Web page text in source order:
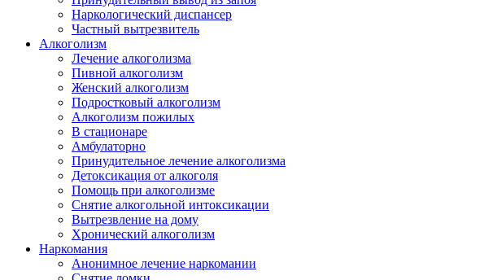
Наркологический диспансер
Частный вытрезвитель
Алкоголизм
Лечение алкоголизма
Пивной алкоголизм
Женский алкоголизм
Подростковый алкоголизм
Алкоголизм пожилых
В стационаре
Амбулаторно
Принудительное лечение алкоголизма
Детоксикация от алкоголя
Помощь при алкоголизме
Снятие алкогольной интоксикации
Вытрезвление на дому
Хронический алкоголизм
Наркомания
Анонимное лечение наркомании